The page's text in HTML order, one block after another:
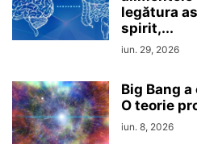
legătura
spirit,...
iun. 29, 2026
Big Bang
O teorie
iun. 8, 2026